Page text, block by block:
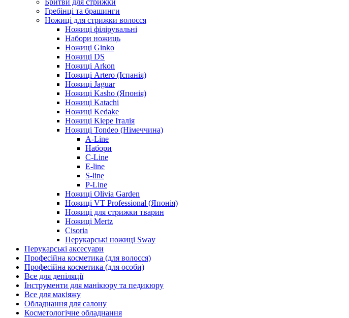
Бритви для стрижки
Гребінці та брашинги
Ножиці для стрижки волосся
Ножиці філірувальні
Набори ножиць
Ножиці Ginko
Ножиці DS
Ножиці Arkon
Ножиці Artero (Іспанія)
Ножиці Jaguar
Ножиці Kasho (Японія)
Ножиці Katachi
Ножиці Kedake
Ножиці Kiepe Італія
Ножиці Tondeo (Німеччина)
A-Line
Набори
C-Line
E-line
S-line
P-Line
Ножиці Olivia Garden
Ножиці VT Professional (Японія)
Ножиці для стрижки тварин
Ножиці Mertz
Cisoria
Перукарські ножиці Sway
Перукарські аксесуари
Професійна косметика (для волосся)
Професійна косметика (для особи)
Все для депіляції
Інструменти для манікюру та педикюру
Все для макіяжу
Обладнання для салону
Косметологічне обладнання